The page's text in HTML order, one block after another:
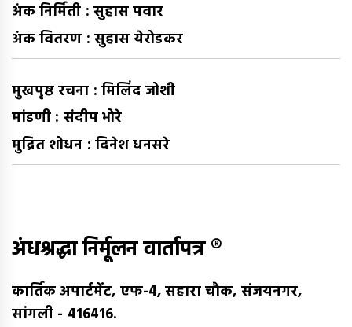
अंक निर्मिती : सुहास पवार
अंक वितरण : सुहास येरोडकर
मुखपृष्ठ रचना : मिलिंद जोशी
मांडणी : संदीप भोरे
मुद्रित शोधन : दिनेश धनसरे
अंधश्रद्धा निर्मूलन वार्तापत्र ®
कार्तिक अपार्टमेंट, एफ-4, सहारा चौक, संजयनगर,
सांगली - 416416.